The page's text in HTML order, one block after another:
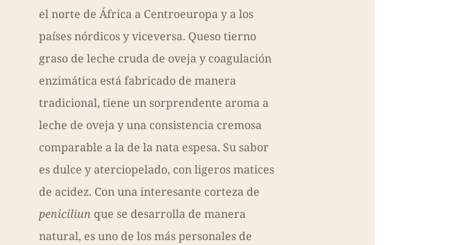
el norte de África a Centroeuropa y a los
países nórdicos y viceversa. Queso tierno
graso de leche cruda de oveja y coagulación
enzimática está fabricado de manera
tradicional, tiene un sorprendente aroma a
leche de oveja y una consistencia cremosa
comparable a la de la nata espesa. Su sabor
es dulce y aterciopelado, con ligeros matices
de acidez. Con una interesante corteza de
peniciliun que se desarrolla de manera
natural, es uno de los más personales de